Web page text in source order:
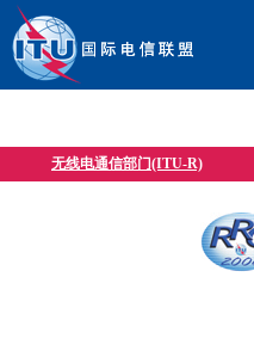
无线电通信部门(ITU-R)